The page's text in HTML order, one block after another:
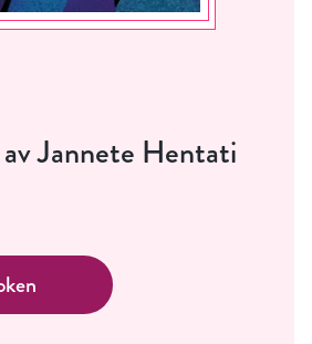
av Jannete Hentati